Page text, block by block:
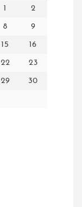
1 2
8 9
15 16
22 23
29 30